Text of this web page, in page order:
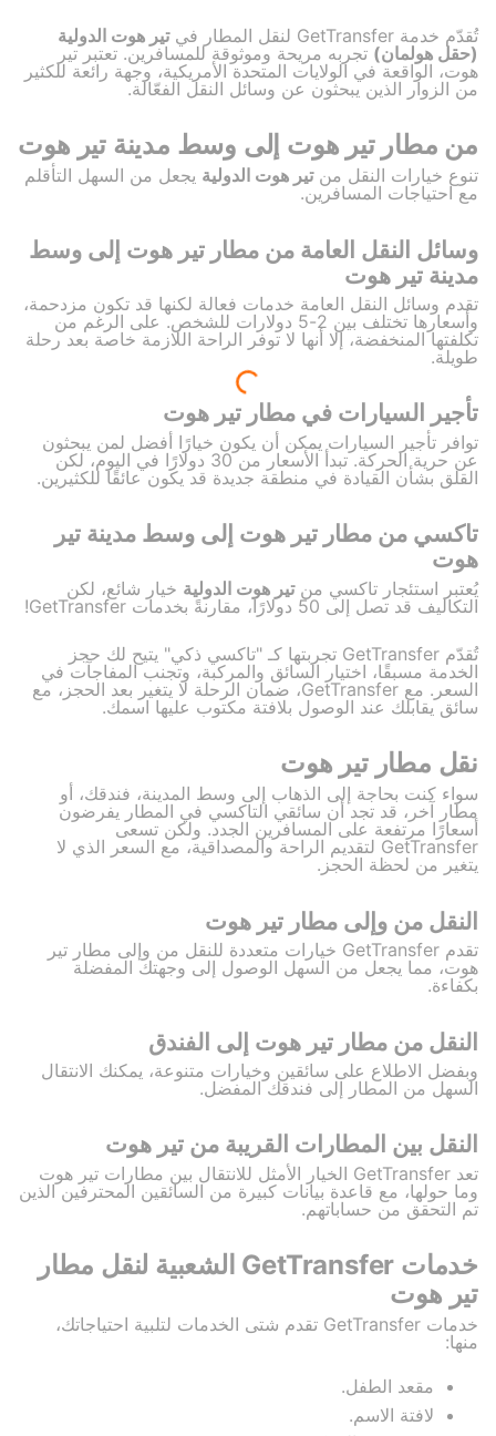
تُقدّم خدمة GetTransfer لنقل المطار في
تير هوت الدولية
(حقل هولمان) تجربه مريحة وموثوقة للمسافرين. تعتبر تير
هوت، الواقعة في الولايات المتحدة الأمريكية، وجهة رائعة للكثير
من الزوار الذين يبحثون عن وسائل النقل الفعّالة.
من مطار تير هوت إلى وسط مدينة تير هوت
تنوع خيارات النقل منتير هوت الدولية يجعل من السهل التأقلم
مع احتياجات المسافرين.
وسائل النقل العامة من مطار تير هوت إلى وسط
مدينة تير هوت
تقدم وسائل النقل العامة خدمات فعالة لكنها قد تكون مزدحمة،
وأسعارها تختلف بين 2-5 دولارات للشخص. على الرغم من
تكلفتها المنخفضة، إلا أنها لا توفر الراحة اللازمة خاصة بعد رحلة
طويلة.
تأجير السيارات في مطار تير هوت
توافر تأجير السيارات يمكن أن يكون خيارًا أفضل لمن يبحثون
عن حرية الحركة. تبدأ الأسعار من 30 دولارًا في اليوم، لكن
القلق بشأن القيادة في منطقة جديدة قد يكون عائقًا للكثيرين.
تاكسي من مطار تير هوت إلى وسط مدينة تير
هوت
يُعتبر استئجار تاكسي منتير هوت الدولية خيار شائع، لكن
التكاليف قد تصل إلى 50 دولارًا، مقارنةً بخدمات GetTransfer!
تُقدّم GetTransfer تجربتها كـ "تاكسي ذكي" يتيح لك حجز
الخدمة مسبقًا، اختيار السائق والمركبة، وتجنب المفاجآت في
السعر. مع GetTransfer، ضمان الرحلة لا يتغير بعد الحجز، مع
سائق يقابلك عند الوصول بلافتة مكتوب عليها اسمك.
نقل مطار تير هوت
سواء كنت بحاجة إلى الذهاب إلى وسط المدينة، فندقك، أو
مطار آخر، قد تجد أن سائقي التاكسي في المطار يفرضون
أسعارًا مرتفعة على المسافرين الجدد. ولكن تسعى
GetTransfer لتقديم الراحة والمصداقية، مع السعر الذي لا
يتغير من لحظة الحجز.
النقل من وإلى مطار تير هوت
تقدم GetTransfer خيارات متعددة للنقل من وإلى مطار تير
هوت، مما يجعل من السهل الوصول إلى وجهتك المفضلة
بكفاءة.
النقل من مطار تير هوت إلى الفندق
وبفضل الاطلاع على سائقين وخيارات متنوعة، يمكنك الانتقال
السهل من المطار إلى فندقك المفضل.
النقل بين المطارات القريبة من تير هوت
تعد GetTransfer الخيار الأمثل للانتقال بين مطارات تير هوت
وما حولها، مع قاعدة بيانات كبيرة من السائقين المحترفين الذين
تم التحقق من حساباتهم.
خدمات GetTransfer الشعبية لنقل مطار
تير هوت
خدمات GetTransfer تقدم شتى الخدمات لتلبية احتياجاتك،
منها:
مقعد الطفل.
لافتة الاسم.